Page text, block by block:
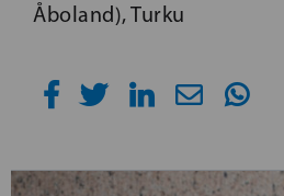
Åboland), Turku